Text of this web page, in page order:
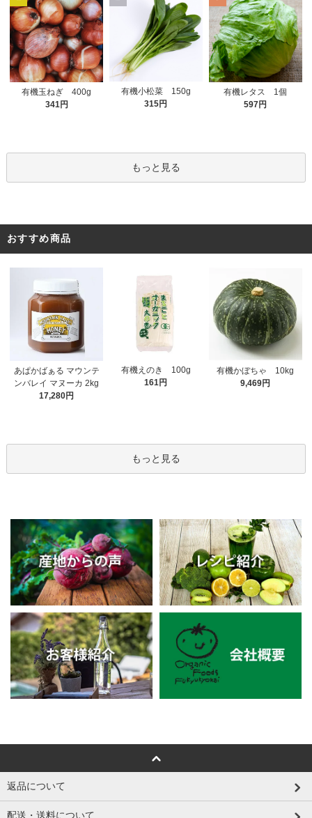
有機玉ねぎ 400g
341円
有機小松菜 150g
315円
有機レタス 1個
597円
もっと見る
おすすめ商品
あぱかばぁる マウンテ
ンバレイ マヌーカ 2kg
17,280円
有機えのき 100g
161円
有機かぼちゃ 10kg
9,469円
もっと見る
返品について
配送・送料について